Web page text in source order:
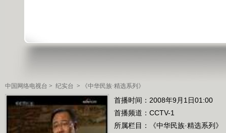
中国网络电视台 > 纪实台 > 《中华民族·精选系列》
首播时间：2008年9月1日01:00
首播频道： CCTV-1
所属栏目：
《中华民族·精选系列》